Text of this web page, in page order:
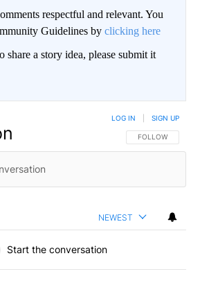
respectful and relevant. You
Guidelines by clicking here
a story idea, please submit it
FOLLOW THIS
FOLLOW
LOG IN SIGN UP
NEWEST
Start the conversation